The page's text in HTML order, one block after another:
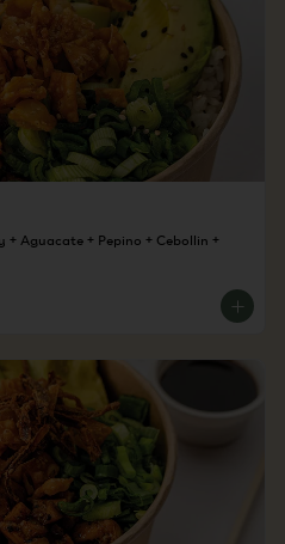
+ Aguacate + Pepino + Cebollin +